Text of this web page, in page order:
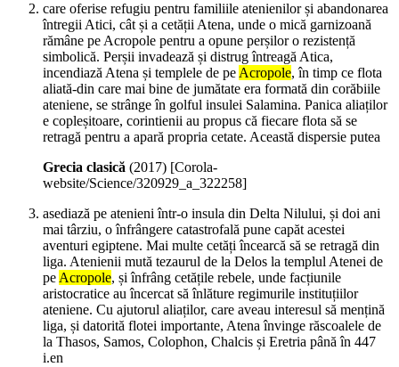
care oferise refugiu pentru familiile atenienilor și abandonarea
întregii Atici, cât și a cetății Atena, unde o mică garnizoană
rămâne pe Acropole pentru a opune perșilor o rezistență
simbolică. Perșii invadează și distrug întreagă Atica,
incendiază Atena și templele de peAcropole, în timp ce flota
aliată-din care mai bine de jumătate era formată din corăbiile
ateniene, se strânge în golful insulei Salamina. Panica aliaților
e copleșitoare, corintienii au propus că fiecare flota să se
retragă pentru a apară propria cetate. Această dispersie putea
Grecia clasică (2017) [Corola-
website/Science/320929_a_322258]
asediază pe atenieni într-o insula din Delta Nilului, și doi ani
mai târziu, o înfrângere catastrofală pune capăt acestei
aventuri egiptene. Mai multe cetăți încearcă să se retragă din
liga. Atenienii mută tezaurul de la Delos la templul Atenei de
peAcropole, și înfrâng cetățile rebele, unde facțiunile
aristocratice au încercat să înlăture regimurile instituțiilor
ateniene. Cu ajutorul aliaților, care aveau interesul să mențină
liga, și datorită flotei importante, Atena învinge răscoalele de
la Thasos, Samos, Colophon, Chalcis și Eretria până în 447
i.en